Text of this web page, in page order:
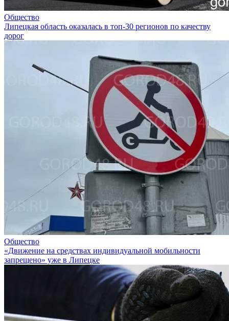
Общество
Липецкая область оказалась в топ-30 регионов по качеству
дорог
Общество
«Движение на средствах индивидуальной мобильности
запрещено» уже в Липецке